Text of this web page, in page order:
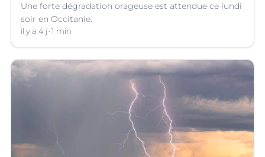
Une forte dégradation orageuse est attendue ce lundi
soir en Occitanie.
il y a 4 j 1 min